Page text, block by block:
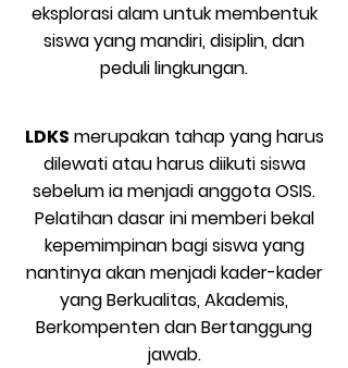
eksplorasi alam untuk membentuk
siswa yang mandiri, disiplin, dan
peduli lingkungan.
LDKS merupakan tahap yang harus
dilewati atau harus diikuti siswa
sebelum ia menjadi anggota OSIS.
Pelatihan dasar ini memberi bekal
kepemimpinan bagi siswa yang
nantinya akan menjadi kader-kader
yang Berkualitas, Akademis,
Berkompenten dan Bertanggung
jawab.